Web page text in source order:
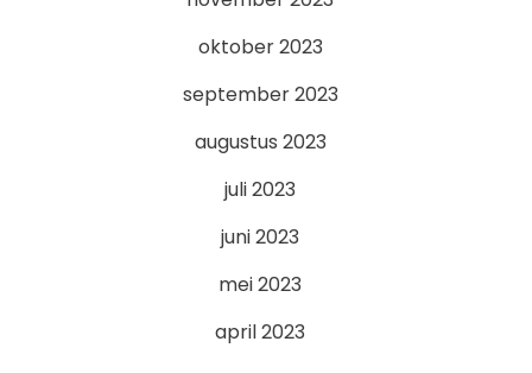
oktober 2023
september 2023
augustus 2023
juli 2023
juni 2023
mei 2023
april 2023